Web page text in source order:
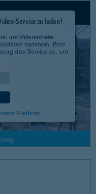
Service zu laden!
um Videoinhalte
sammeln. Bitte
des Service zu, um
Platform